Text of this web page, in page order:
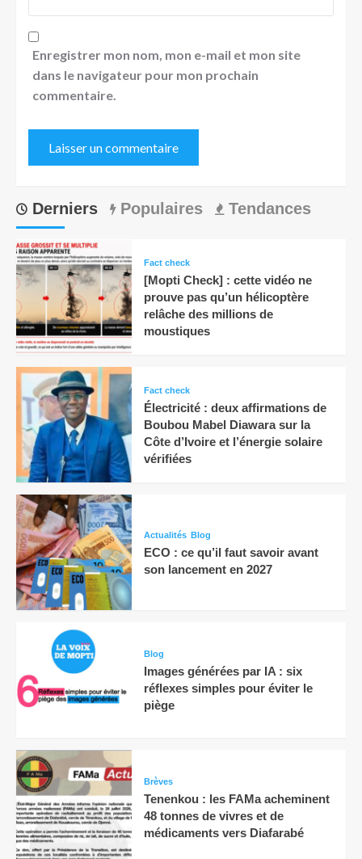
Enregistrer mon nom, mon e-mail et mon site
dans le navigateur pour mon prochain
commentaire.
Derniers Populaires Tendances
Fact check
[Mopti Check] : cette vidéo ne
prouve pas qu’un hélicoptère
relâche des millions de
moustiques
Fact check
Électricité : deux affirmations de
Boubou Mabel Diawara sur la
Côte d’Ivoire et l’énergie solaire
vérifiées
Actualités Blog
ECO : ce qu’il faut savoir avant
son lancement en 2027
Blog
Images générées par IA : six
réflexes simples pour éviter le
piège
Brèves
Tenenkou : les FAMa acheminent
48 tonnes de vivres et de
médicaments vers Diafarabé